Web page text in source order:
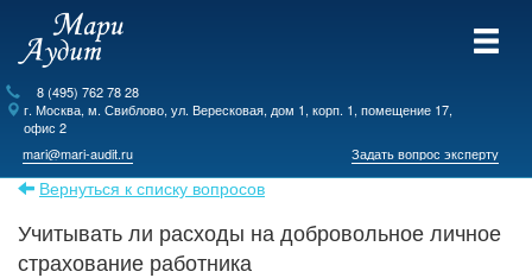
8 (495) 762 78 28
г. Москва, м. Свиблово,ул. Вересковая, дом 1, корп. 1, помещение 17,
офис 2
mari@mari-audit.ru
Задать вопрос эксперту
Вернуться к списку вопросов
Учитывать ли расходы на добровольное личное
страхование работника